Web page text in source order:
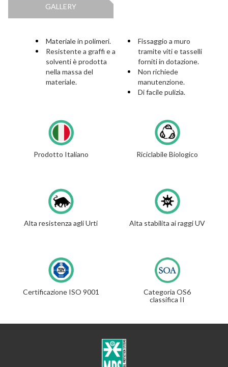
GALLERY
Materiale in polimeri.
Resistente a graffi e a
solventi è prodotta
nella massa del
materiale.
Fissaggio a muro
tramite viti e tasselli
forniti in dotazione.
Non richiede
manutenzione.
Di facile pulizia.
Prodotto Italiano Riciclabile Biologico
Alta resistenza agli Urti Alta stabilita ai raggi UV
Certificazione ISO 9001
Categoria OS6
classifica II